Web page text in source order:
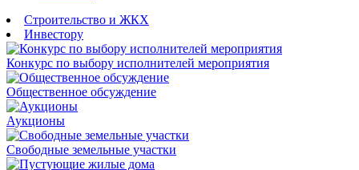
Строительство и ЖКХ
Инвестору
Конкурс по выбору исполнителей мероприятия
Общественное обсуждение
Аукционы
Свободные земельные участки